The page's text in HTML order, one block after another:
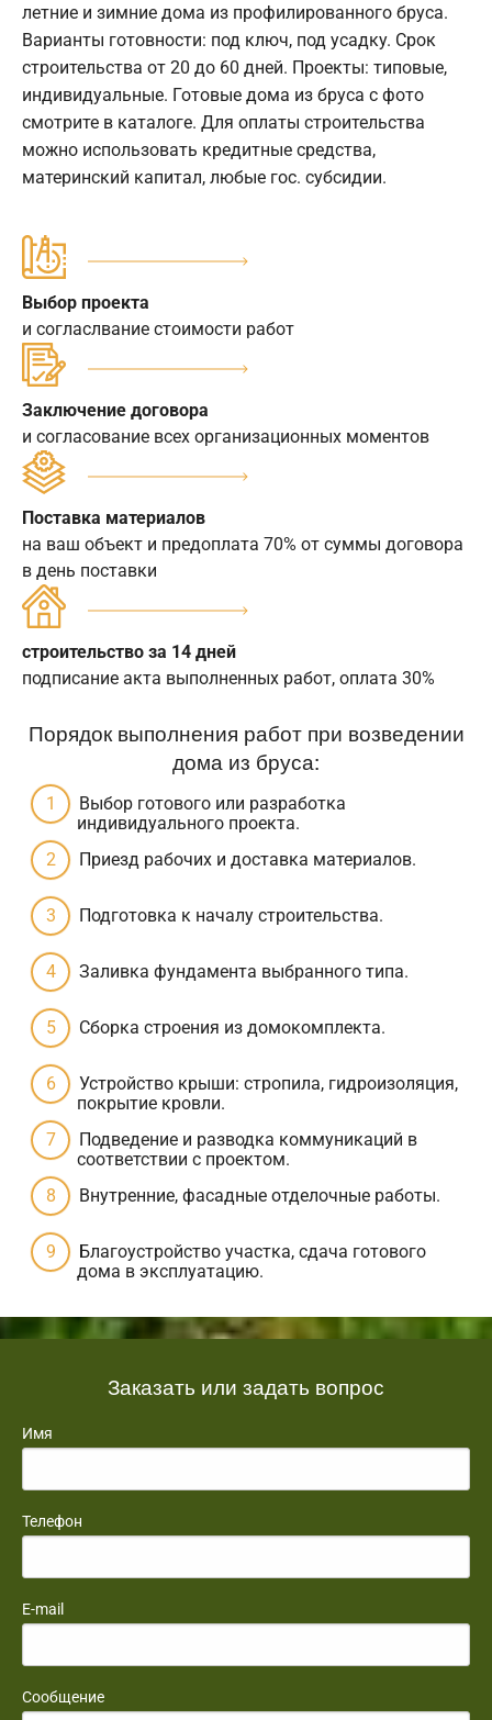
летние и зимние дома из профилированного бруса.
Варианты готовности: под ключ, под усадку. Срок
строительства от 20 до 60 дней. Проекты: типовые,
индивидуальные. Готовые дома из бруса с фото
смотрите в каталоге. Для оплаты строительства
можно использовать кредитные средства,
материнский капитал, любые гос. субсидии.
Выбор проекта
и согласлвание стоимости работ
Заключение договора
и согласование всех организационных моментов
Поставка материалов
на ваш объект и предоплата 70% от суммы договора
в день поставки
строительство за 14 дней
подписание акта выполненных работ, оплата 30%
Порядок выполнения работ при возведении
дома из бруса:
Выбор готового или разработка
индивидуального проекта.
Приезд рабочих и доставка материалов.
Подготовка к началу строительства.
Заливка фундамента выбранного типа.
Сборка строения из домокомплекта.
Устройство крыши: стропила, гидроизоляция,
покрытие кровли.
Подведение и разводка коммуникаций в
соответствии с проектом.
Внутренние, фасадные отделочные работы.
Благоустройство участка, сдача готового
дома в эксплуатацию.
Заказать или задать вопрос
Имя
Телефон
E-mail
Сообщение